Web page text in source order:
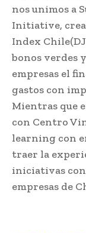
nos unimos a
Initiative,
Index
bonos verdes
empresas el
gastos con
Mientras que
con Centro
learning con
traer la
iniciativas
empresas de